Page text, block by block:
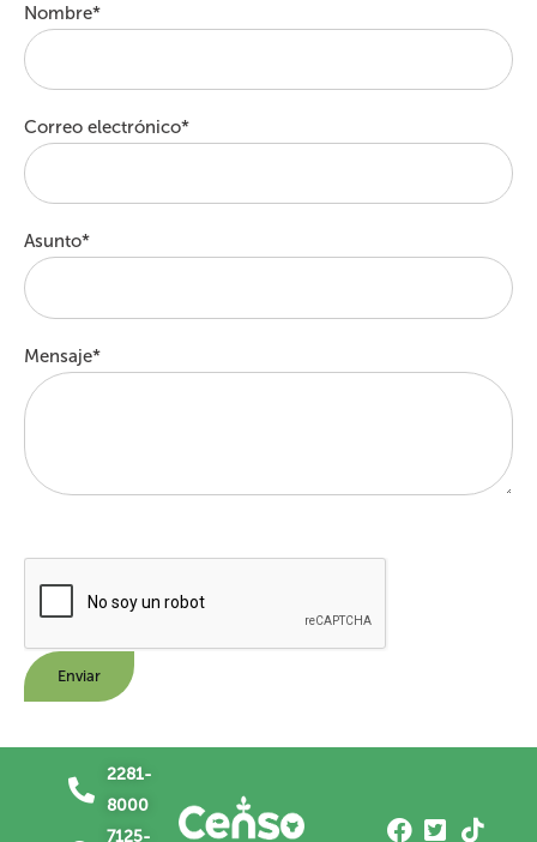
Nombre*
Correo electrónico*
Asunto*
Mensaje*
2281-
8000
7125-